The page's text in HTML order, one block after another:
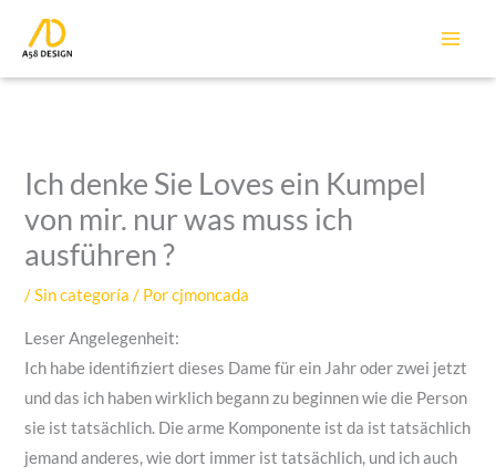
contenido
Ich denke Sie Loves ein Kumpel
von mir. nur was muss ich
ausführen ?
/Sin categoría / Porcjmoncada
Leser Angelegenheit:
Ich habe identifiziert dieses Dame für ein Jahr oder zwei jetzt
und das ich haben wirklich begann zu beginnen wie die Person
sie ist tatsächlich. Die arme Komponente ist da ist tatsächlich
jemand anderes, wie dort immer ist tatsächlich, und ich auch